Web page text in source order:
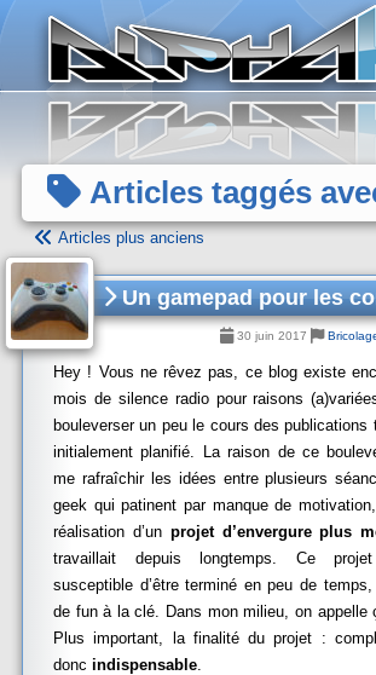
Articles taggés
Articles plus anciens
Un gamepad pour les
30 juin 2017
Hey ! Vous ne rêvez pas, ce blog existe
mois de silence radio pour raisons
bouleverser un peu le cours des publications
initialement planifié. La raison de ce
me rafraîchir les idées entre plusieurs
geek qui patinent par manque de
réalisation d’un projet d’envergure plus
travaillait depuis longtemps. Ce
susceptible d’être terminé en peu de
de fun à la clé. Dans mon milieu, on appelle
Plus important, la finalité du projet :
donc indispensable.